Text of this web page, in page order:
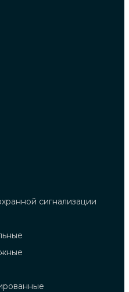
сигнализации